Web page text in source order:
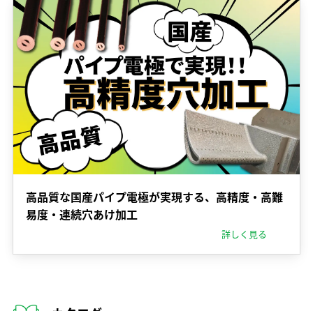
高品質な国産パイプ電極が実現する、高精度・高難
易度・連続穴あけ加工
詳しく見る